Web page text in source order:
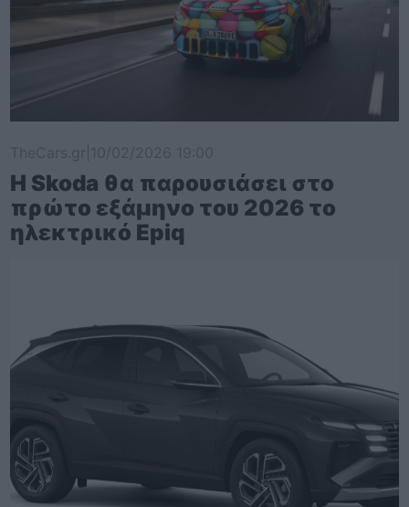
Η Skoda θα παρουσιάσει στο
πρώτο εξάμηνο του 2026 το
ηλεκτρικό Epiq